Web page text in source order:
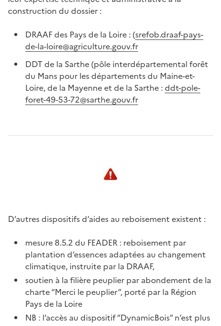
construction du dossier :
DRAAF des Pays de la Loire : (srefob.draaf-pays-
de-la-loire@agriculture.gouv.fr
DDT de la Sarthe (pôle interdépartemental forêt
du Mans pour les départements du Maine-et-
Loire, de la Mayenne et de la Sarthe :ddt-pole-
foret-49-53-72@sarthe.gouv.fr
D’autres dispositifs d’aides au reboisement existent :
mesure 8.5.2 du FEADER : reboisement par
plantation d’essences adaptées au changement
climatique, instruite par la DRAAF,
soutien à la filière peuplier par abondement de la
charte “Merci le peuplier”, porté par la Région
Pays de la Loire
NB : l’accès au dispositif “DynamicBois” n’est plus